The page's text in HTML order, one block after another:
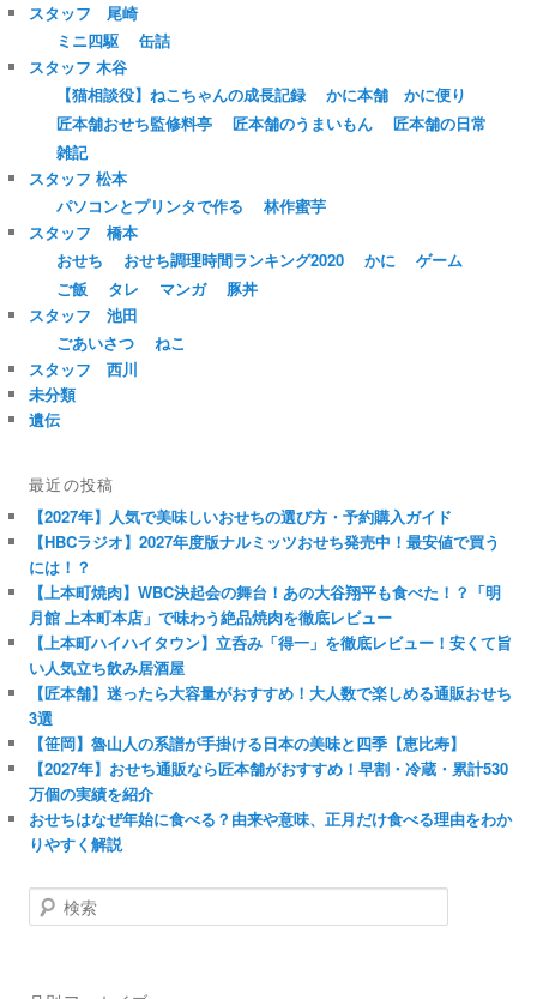
スタッフ 尾崎
ミニ四駆
缶詰
スタッフ 木谷
【猫相談役】ねこちゃんの成長記録
かに本舗 かに便り
匠本舗おせち監修料亭
匠本舗のうまいもん
匠本舗の日常
雑記
スタッフ 松本
パソコンとプリンタで作る
林作蜜芋
スタッフ 橋本
おせち
おせち調理時間ランキング2020 かに
ゲーム
ご飯
タレ マンガ
豚丼
スタッフ 池田
ごあいさつ
ねこ
スタッフ 西川
未分類
遺伝
最近の投稿
【2027年】人気で美味しいおせちの選び方・予約購入ガイド
【HBCラジオ】2027年度版ナルミッツおせち発売中！最安値で買う
には！？
【上本町焼肉】WBC決起会の舞台！あの大谷翔平も食べた！？「明
月館 上本町本店」で味わう絶品焼肉を徹底レビュー
【上本町ハイハイタウン】立呑み「得一」を徹底レビュー！安くて旨
い人気立ち飲み居酒屋
【匠本舗】迷ったら大容量がおすすめ！大人数で楽しめる通販おせち
3選
【笹岡】魯山人の系譜が手掛ける日本の美味と四季【恵比寿】
【2027年】おせち通販なら匠本舗がおすすめ！早割・冷蔵・累計530
万個の実績を紹介
おせちはなぜ年始に食べる？由来や意味、正月だけ食べる理由をわか
りやすく解説
検
索